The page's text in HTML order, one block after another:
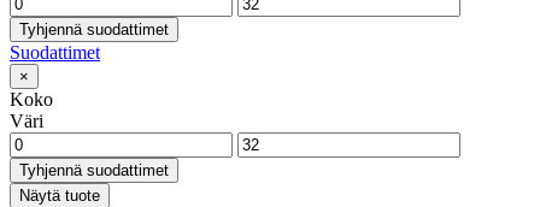
Tyhjennä suodattimet
Suodattimet
×
Koko
Väri
Tyhjennä suodattimet
Näytä tuote